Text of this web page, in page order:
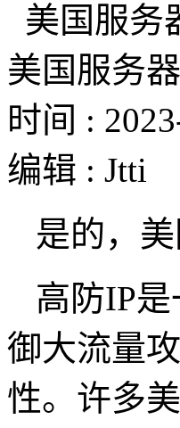
美国服务
美国服务
时间 :
编辑 : Jtti
是的，
高防IP
御大流量
性。许多